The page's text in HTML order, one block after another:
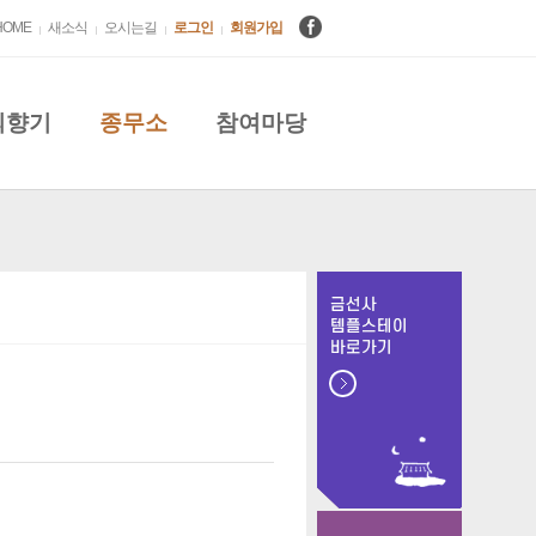
새소식 오시는길 로그인 회원가입
기 종무소 참여마당